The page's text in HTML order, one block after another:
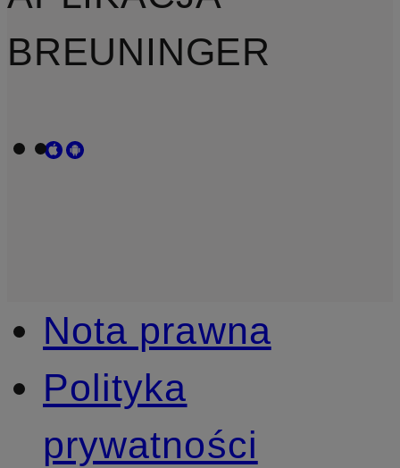
BREUNINGER
Nota prawna
Polityka
prywatności